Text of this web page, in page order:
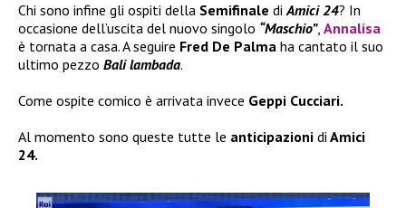
Chi sono infine gli ospiti della Semifinale diAmici 24? In
occasione dell’uscita del nuovo singolo “Maschio”, Annalisa
è tornata a casa. A seguire Fred De Palma ha cantato il suo
ultimo pezzo Bali lambada.
Come ospite comico è arrivata invece Geppi Cucciari.
Al momento sono queste tutte le anticipazioni di Amici
24.